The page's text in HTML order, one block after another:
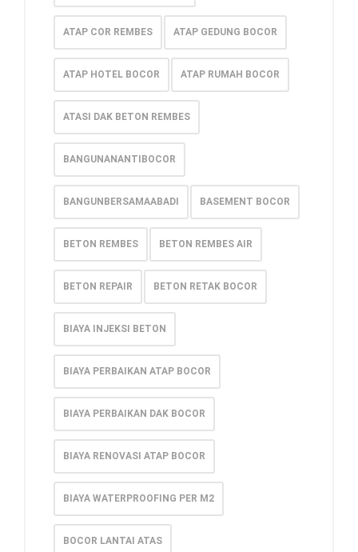
ATAP COR REMBES ATAP GEDUNG BOCOR
ATAP HOTEL BOCOR ATAP RUMAH BOCOR
ATASI DAK BETON REMBES
BANGUNANANTIBOCOR
BANGUNBERSAMAABADI BASEMENT BOCOR
BETON REMBES BETON REMBES AIR
BETON REPAIR BETON RETAK BOCOR
BIAYA INJEKSI BETON
BIAYA PERBAIKAN ATAP BOCOR
BIAYA PERBAIKAN DAK BOCOR
BIAYA RENOVASI ATAP BOCOR
BIAYA WATERPROOFING PER M2
BOCOR LANTAI ATAS